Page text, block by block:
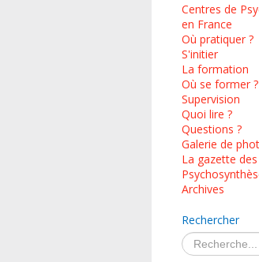
Centres de
en France
Où pratiquer ?
S'initier
La formation
Où se former ?
Supervision
Quoi lire ?
Questions ?
Galerie de
La gazette
Archives
Rechercher